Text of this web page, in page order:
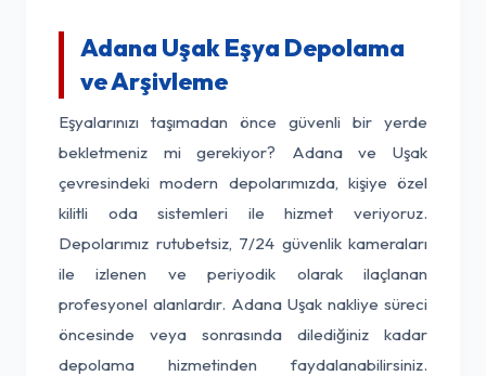
Adana Uşak Eşya Depolama
ve Arşivleme
Eşyalarınızı taşımadan önce güvenli bir yerde
bekletmeniz mi gerekiyor? Adana ve Uşak
çevresindeki modern depolarımızda, kişiye özel
kilitli oda sistemleri ile hizmet veriyoruz.
Depolarımız rutubetsiz, 7/24 güvenlik kameraları
ile izlenen ve periyodik olarak ilaçlanan
profesyonel alanlardır. Adana Uşak nakliye süreci
öncesinde veya sonrasında dilediğiniz kadar
depolama hizmetinden faydalanabilirsiniz.